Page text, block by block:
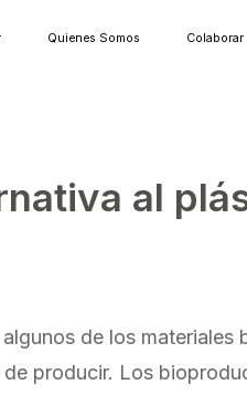
Quienes Somos Colaborar
al
de los
producir. Los